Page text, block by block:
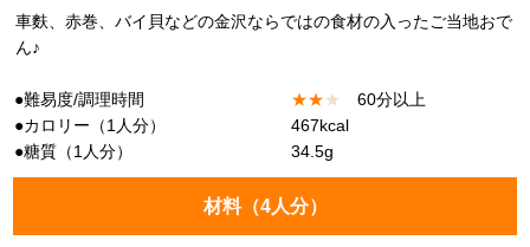
車麩、赤巻、バイ貝などの金沢ならではの食材の入ったご当地おで
ん♪
●難易度/調理時間 ★★★
60分以上
●カロリー（1人分）
467kcal
●糖質（1人分）
34.5g
材料（4人分）